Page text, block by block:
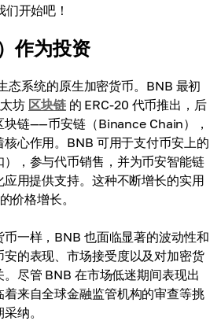
开始吧！
作为投资
态系统的原生加密货币。BNB 最初
坊 区块链的 ERC-20 代币推出，后
块链——币安链（Binance Chain），
心作用。BNB 可用于支付币安上的
，参与代币销售，并为币安智能链
应用提供支持。这种不断增长的实用
价格增长。
一样，BNB 也面临显著的波动性和
的表现、市场接受度以及对加密货
尽管 BNB 在市场低迷期间表现出
来自全球金融监管机构的审查等挑
纳。